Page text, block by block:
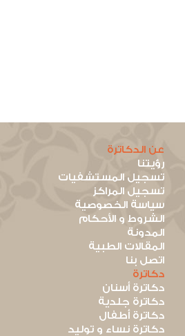
عن الدكاترة
رؤيتنا
تسجيل المستشفيات
تسجيل المراكز
سياسة الخصوصية
الشروط و الأحكام
المدونة
المقالات الطبية
اتصل بنا
دكاترة
دكاترة أسنان
دكاترة جلدية
دكاترة أطفال
دكاترة نساء و توليد